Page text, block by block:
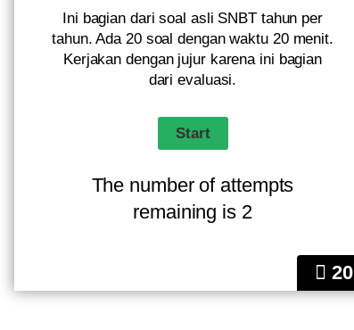
20
Ini bagian dari soal asli SNBT tahun per
tahun. Ada 20 soal dengan waktu 20 menit.
Kerjakan dengan jujur karena ini bagian
dari evaluasi.
The number of attempts
remaining is 2